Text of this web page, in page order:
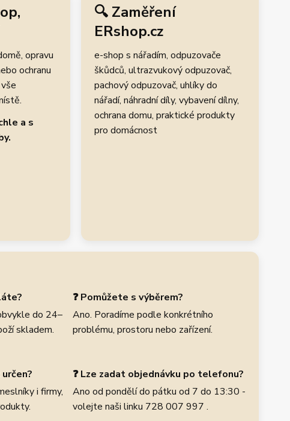
opravu
ochranu
a s
🔍 Zaměření
ERshop.cz
e-shop s nářadím, odpuzovače
škůdců, ultrazvukový odpuzovač,
pachový odpuzovač, uhlíky do
nářadí, náhradní díly, vybavení dílny,
ochrana domu, praktické produkty
pro domácnost
do 24–
skladem.
❓ Pomůžete s výběrem?
Ano. Poradíme podle konkrétního
problému, prostoru nebo zařízení.
i firmy,
❓ Lze zadat objednávku po telefonu?
Ano od pondělí do pátku od 7 do 13:30 -
volejte naši linku 728 007 997 .